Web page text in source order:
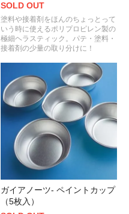
SOLD OUT
塗料や接着剤をほんのちょっとって
いう時に使えるポリプロピレン製の
極細ヘラスティック。パテ・塗料・
接着剤の少量の取り分けに！
ガイアノーツ- ペイントカップ
（5枚入）